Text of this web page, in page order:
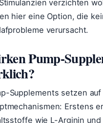
verzichten
hier eine Option, die
verursacht.
Pump-
Supplements setzen
Erstens
wie L-Arginin und